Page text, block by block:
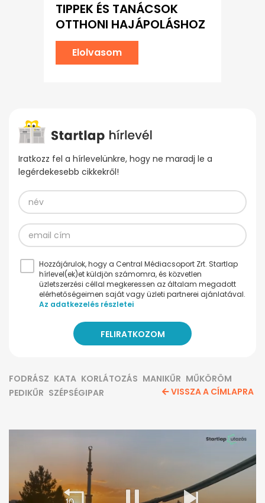
TIPPEK ÉS TANÁCSOK
OTTHONI HAJÁPOLÁSHOZ
Elolvasom
Iratkozz fel a hírlevelünkre, hogy ne maradj le a
legérdekesebb cikkekről!
Hozzájárulok, hogy a Central Médiacsoport Zrt. Startlap
hírlevel(ek)et küldjön számomra, és közvetlen
üzletszerzési céllal megkeressen az általam megadott
elérhetőségeimen saját vagy üzleti partnerei ajánlatával.
Az adatkezelés részletei
FODRÁSZ KATA KORLÁTOZÁS MANIKŰR MŰKÖRÖM
PEDIKŰR SZÉPSÉGIPAR VISSZA A CÍMLAPRA